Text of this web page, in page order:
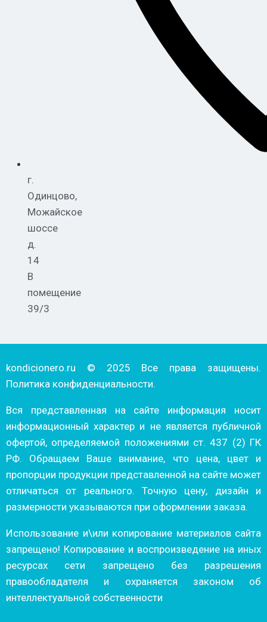
г.
Одинцово,
Можайское
шоссе
д.
14
В
помещение
39/3
kondicionero.ru © 2025 Все права защищены.
Политика конфиденциальности.
Вся представленная на сайте информация носит
информационный характер и не является публичной
офертой, определяемой положениями ст. 437 (2) ГК
РФ. Обращаем Ваше внимание, что цена, цвет и
пропорции продукции представленной на сайте может
отличаться от реального. Точную цену, дизайн и
размерности указываются при оформлении заказа.
Использование и\или копирование материалов сайта
запрещено! Копирование и воспроизведение на иных
ресурсах сети запрещено без разрешения
правообладателя и охраняется законом об
интеллектуальной собственности